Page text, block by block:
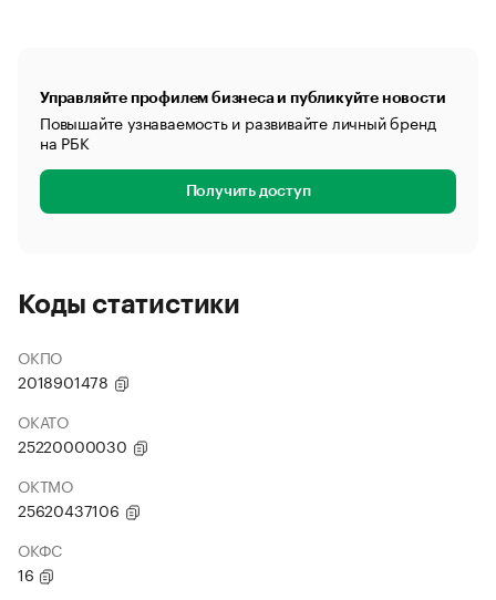
Управляйте профилем бизнеса и публикуйте новости
Повышайте узнаваемость и развивайте личный бренд
на РБК
Получить доступ
Коды статистики
ОКПО
2018901478
ОКАТО
25220000030
ОКТМО
25620437106
ОКФС
16